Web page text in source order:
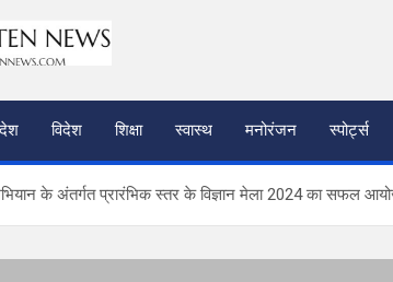
देश विदेश शिक्षा स्वास्थ मनोरंजन स्पोर्ट्स
के अंतर्गत प्रारंभिक स्तर के विज्ञान मेला 2024 का सफल